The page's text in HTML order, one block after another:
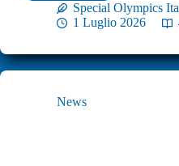
Special Olympics
1 Luglio 2026
News